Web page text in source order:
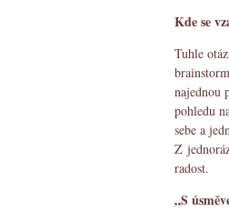
Kde se
Tuhle
najednou
pohledu
sebe a
Z
radost.
„S